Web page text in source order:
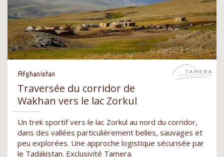
Afghanistan
Traversée du corridor de
Wakhan vers le lac Zorkul
Un trek sportif vers le lac Zorkul au nord du corridor,
dans des vallées particulièrement belles, sauvages et
peu explorées. Une approche logistique sécurisée par
le Tadjikistan. Exclusivité Tamera.